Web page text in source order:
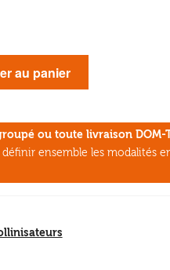
au panier
ou toute livraison DOM-
ensemble les modalités